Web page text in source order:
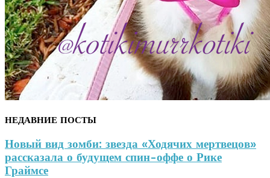
НЕДАВНИЕ ПОСТЫ
Новый вид зомби: звезда «Ходячих мертвецов»
рассказала о будущем спин-оффе о Рике
Граймсе